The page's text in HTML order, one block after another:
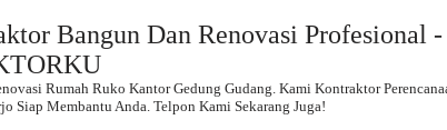
Bangun Dan Renovasi Profesional -
Rumah Ruko Kantor Gedung Gudang. Kami Kontraktor
Siap Membantu Anda. Telpon Kami Sekarang Juga!